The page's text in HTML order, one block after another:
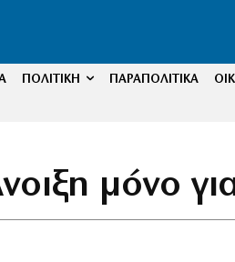
ΠΟΛΙΤΙΚΗ ΠΑΡΑΠΟΛΙΤΙΚΑ
μόνο